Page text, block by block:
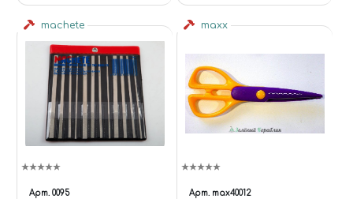
machete
Арт. 0095
maxx
Арт. max40012